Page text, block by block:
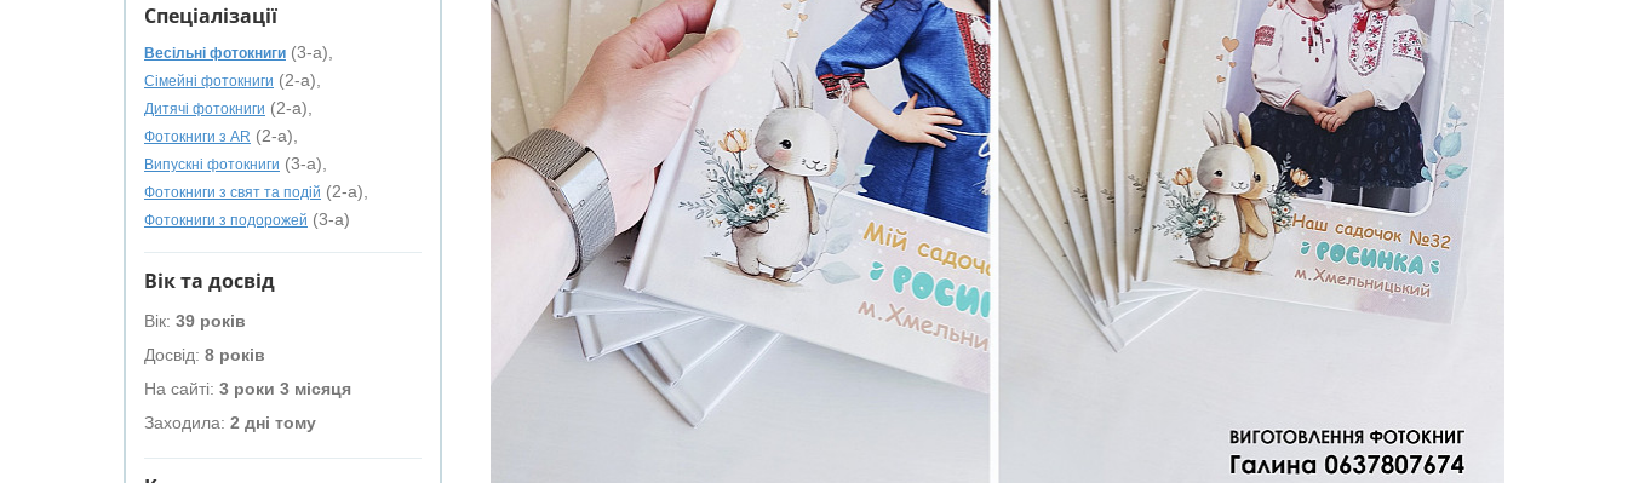
Спеціалізації
Весільні фотокниги (3-а),
Сімейні фотокниги (2-а),
Дитячі фотокниги (2-а),
Фотокниги з AR (2-а),
Випускні фотокниги (3-а),
Фотокниги з свят та подій (2-а),
Фотокниги з подорожей (3-а)
Вік та досвід
Вік: 39 років
Досвід: 8 років
На сайті: 3 роки 3 місяця
Заходила: 2 дні тому